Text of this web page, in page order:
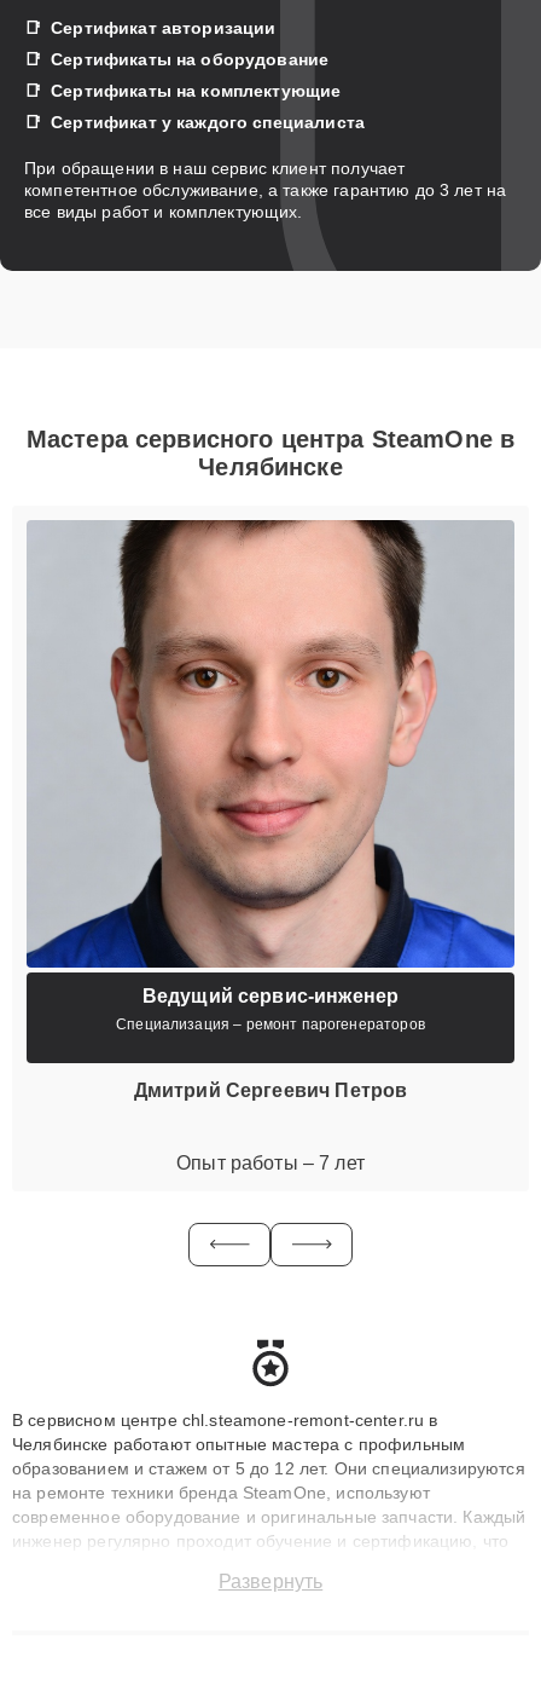
Сертификат авторизации
Сертификаты на оборудование
Сертификаты на комплектующие
Сертификат у каждого специалиста
При обращении в наш сервис клиент получает
компетентное обслуживание, а также гарантию до 3 лет на
все виды работ и комплектующих.
Мастера сервисного центра SteamOne в
Челябинске
Ведущий сервис-инженер
Специализация – ремонт парогенераторов
Дмитрий Сергеевич Петров
Опыт работы – 7 лет
В сервисном центре chl.steamone-remont-center.ru в
Челябинске работают опытные мастера с профильным
образованием и стажем от 5 до 12 лет. Они специализируются
на ремонте техники бренда SteamOne, используют
современное оборудование и оригинальные запчасти. Каждый
инженер регулярно проходит обучение и сертификацию, что
восстанавливать технику с сохранением гарантии до 3 лет.
Развернуть